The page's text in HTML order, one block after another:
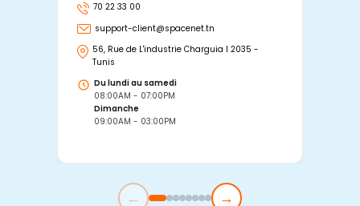
70 22 33 00
support-client@spacenet.tn
56, Rue de L'industrie Charguia I 2035 -
Tunis
Du lundi au samedi
08:00AM - 07:00PM
Dimanche
09:00AM - 03:00PM
← →